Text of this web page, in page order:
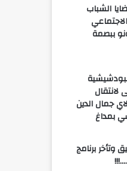
الشباب
ببصمة
لانتقال
جمال الدين
بمداغ
وتأخر برنامج